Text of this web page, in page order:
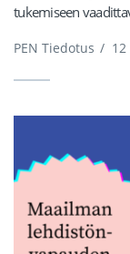
tukemiseen
PEN Tiedotus /